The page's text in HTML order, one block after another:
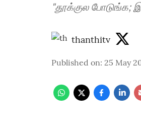
"தூக்குல போடுங்க;
thanthitv
Published on: 25 May